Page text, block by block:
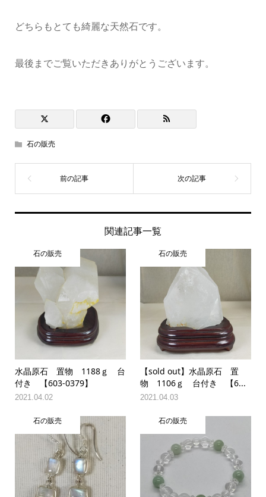
どちらもとても綺麗な天然石です。
最後までご覧いただきありがとうございます。
石の販売
関連記事一覧
石の販売
水晶原石 置物 1188ｇ 台
付き 【603-0379】
2021.04.02
石の販売
【sold out】水晶原石 置
物 1106ｇ 台付き 【6...
2021.04.03
石の販売 石の販売